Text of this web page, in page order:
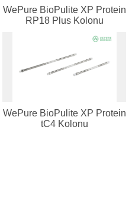
WePure BioPulite XP Protein
RP18 Plus Kolonu
WePure BioPulite XP Protein
tC4 Kolonu